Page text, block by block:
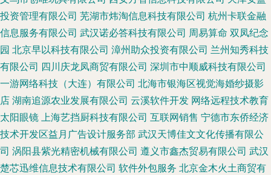
投资管理有限公司 芜湖市炜淘信息科技有限公司 杭州卡联金融
信息服务有限公司 武汉诺必答科技有限公司 周易算命 双凤纪念
园 北京早以科技有限公司 漳州助众投资有限公司 兰州知秀科技
有限公司 四川庆龙凤商贸有限公司 深圳市中顺威科技有限公司
一游网络科技（大连）有限公司 北海市银海区视觉海婚纱摄影
店 湖南追源农业发展有限公司 云溪软件开发 网络远程技术教育
太阳眼镜 上海艺挡厨科技有限公司 互联网销售 宁德市东侨经济
技术开发区益月广告设计服务部 武汉天博佳文文化传播有限公
司 涡阳县紫光精密机械有限公司 遵义市鑫杰贸易有限公司 武汉
楚芯迅维信息技术有限公司 软件外包服务 北京金木火土商贸有